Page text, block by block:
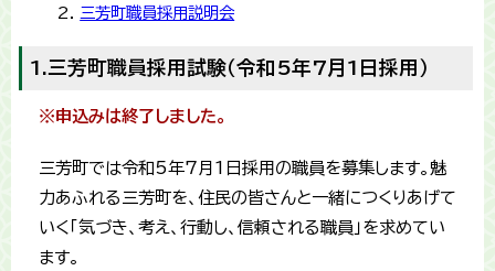
三芳町職員採用説明会
1.三芳町職員採用試験（令和5年7月1日採用）
※申込みは終了しました。
三芳町では令和5年7月1日採用の職員を募集します。魅
力あふれる三芳町を、住民の皆さんと一緒につくりあげて
いく「気づき、考え、行動し、信頼される職員」を求めてい
ます。